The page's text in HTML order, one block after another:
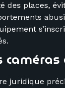
des places,
juridique